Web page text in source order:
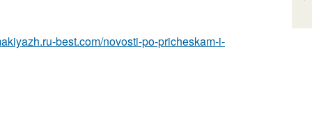
best.com/novosti-po-pricheskam-i-